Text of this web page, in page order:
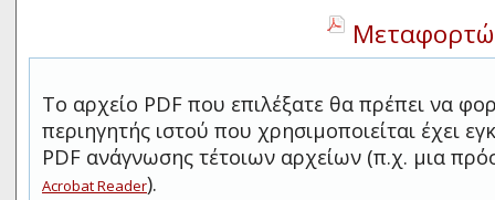
Το αρχείο PDF που επιλέξατε θα πρέπει να
περιηγητής ιστού που χρησιμοποιείται έχει
PDF ανάγνωσης τέτοιων αρχείων (π.χ. μια
Acrobat Reader).